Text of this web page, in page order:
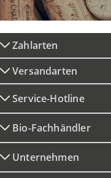
Zahlarten
Versandarten
Service-Hotline
Bio-Fachhändler
Unternehmen